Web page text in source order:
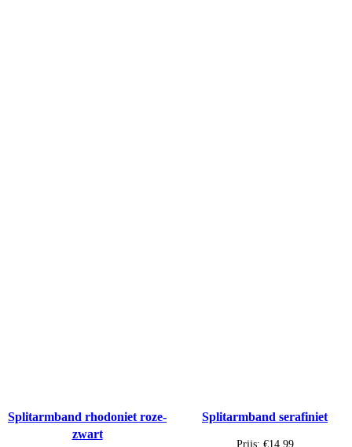
Splitarmband rhodoniet roze-
zwart
Splitarmband serafiniet
Prijs: €14,99